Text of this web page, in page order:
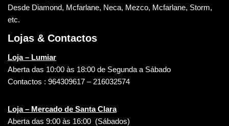
Desde Diamond, Mcfarlane, Neca, Mezco, Mcfarlane, Storm,
etc.
Lojas & Contactos
Loja – Lumiar
Aberta das 10:00 às 18:00 de Segunda a Sábado
Contactos : 964309617 – 216032574
Loja – Mercado de Santa Clara
Aberta das 9:00 às 16:00 (Sábados)